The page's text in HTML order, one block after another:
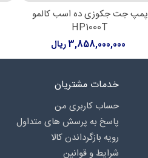
افزودن به سبد خرید
پمپ جت جکوزی ده اسب کالمو
HP1000T
3,858,000,000 ریال
خدمات مشتریان
حساب کاربری من
پاسخ به پرسش های متداول
رویه بازگرداندن کالا
شرایط و قوانین